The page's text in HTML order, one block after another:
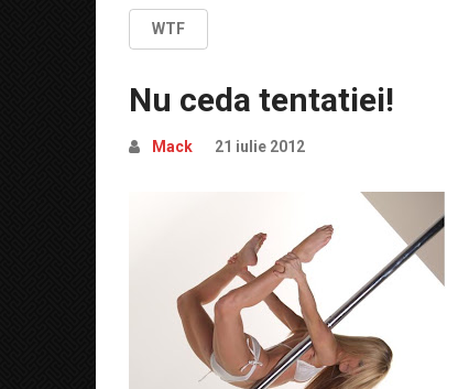
WTF
Nu ceda tentatiei!
Mack 21 iulie 2012